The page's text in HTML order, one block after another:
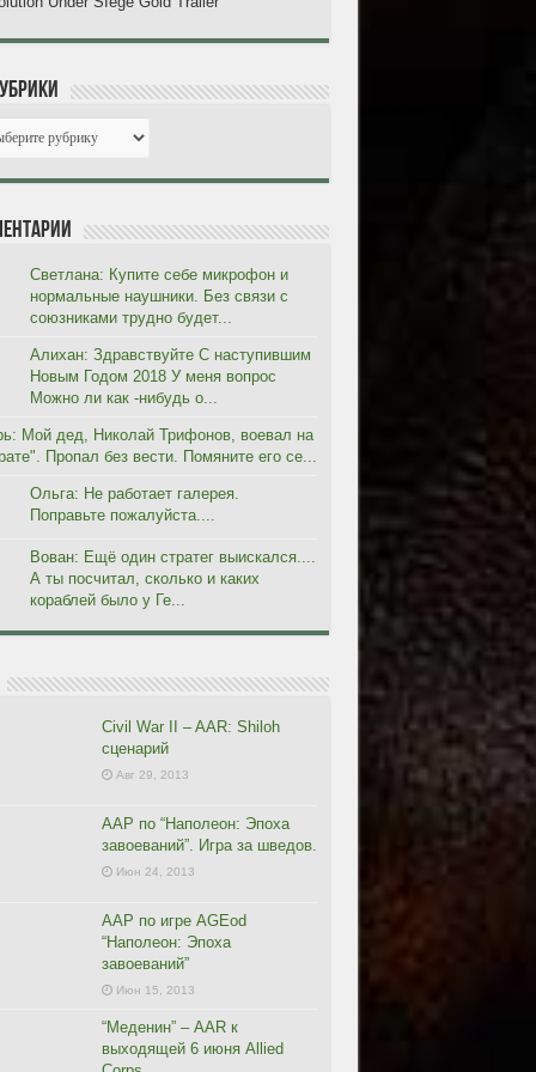
Светлана: Купите себе микрофон и
нормальные наушники. Без связи с
союзниками трудно будет...
Алихан: Здравствуйте С наступившим
Новым Годом 2018 У меня вопрос
Можно ли как -нибудь о...
Мой дед, Николай Трифонов, воевал на
Пропал без вести. Помяните его се...
Ольга: Не работает галерея.
Поправьте пожалуйста....
Вован: Ещё один стратег выискался....
А ты посчитал, сколько и каких
кораблей было у Ге...
Civil War II – AAR: Shiloh
сценарий
Авг 29, 2013
ААР по “Наполеон: Эпоха
завоеваний”. Игра за шведов.
Июн 24, 2013
ААР по игре AGEod
“Наполеон: Эпоха
завоеваний”
Июн 15, 2013
“Меденин” – AAR к
выходящей 6 июня Allied